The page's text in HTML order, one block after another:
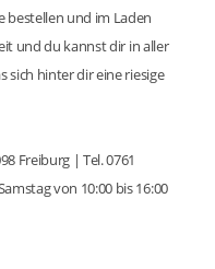
bestellen und im Laden
und du kannst dir in aller
sich hinter dir eine riesige
Freiburg | Tel. 0761
von 10:00 bis 16:00